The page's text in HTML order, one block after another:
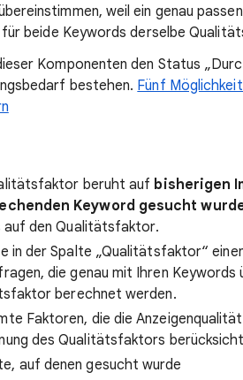
weil ein genau
beide Keywords derselbe
Komponenten den Status
bestehen. Fünf
beruht auf bisherigen
Keyword gesucht
auf den Qualitätsfaktor.
in der Spalte „Qualitätsfaktor“
die genau mit Ihren Keywords
berechnet werden.
Faktoren, die die
des Qualitätsfaktors
auf denen gesucht wurde